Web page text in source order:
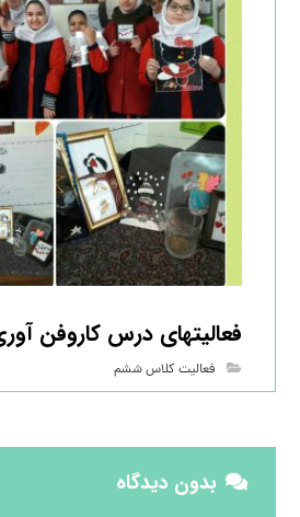
فعالیتهای درس کاروفن
فعالیت کلاس ششم
بدون دیدگاه